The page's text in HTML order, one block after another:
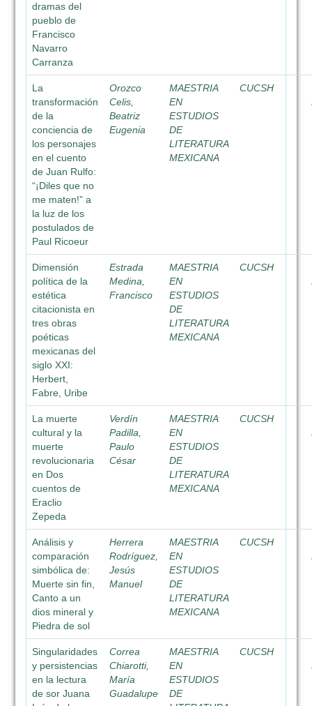
dramas del
pueblo de
Francisco
Navarro
Carranza
La
transformación
de la
conciencia de
los personajes
en el cuento
de Juan Rulfo:
“¡Diles que no
me maten!” a
la luz de los
postulados de
Paul Ricoeur
Orozco
Celis,
Beatriz
Eugenia
MAESTRIA
EN
ESTUDIOS
DE
LITERATURA
MEXICANA
CUCSH
Dimensión
política de la
estética
citacionista en
tres obras
poéticas
mexicanas del
siglo XXI:
Herbert,
Fabre, Uribe
Estrada
Medina,
Francisco
MAESTRIA
EN
ESTUDIOS
DE
LITERATURA
MEXICANA
CUCSH
La muerte
cultural y la
muerte
revolucionaria
en Dos
cuentos de
Eraclio
Zepeda
Verdín
Padilla,
Paulo
César
MAESTRIA
EN
ESTUDIOS
DE
LITERATURA
MEXICANA
CUCSH
Análisis y
comparación
simbólica de:
Muerte sin fin,
Canto a un
dios mineral y
Piedra de sol
Herrera
Rodríguez,
Jesús
Manuel
MAESTRIA
EN
ESTUDIOS
DE
LITERATURA
MEXICANA
CUCSH
Singularidades
y persistencias
en la lectura
de sor Juana
Correa
Chiarotti,
María
Guadalupe
MAESTRIA
EN
ESTUDIOS
DE
CUCSH